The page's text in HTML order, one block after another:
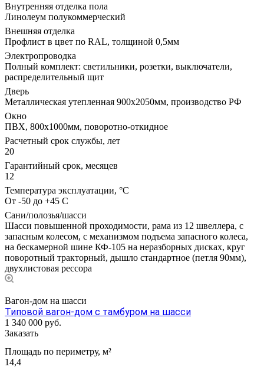
Внутренняя отделка пола
Линолеум полукоммерческий
Внешняя отделка
Профлист в цвет по RAL, толщиной 0,5мм
Электропроводка
Полный комплект: светильники, розетки, выключатели,
распределительный щит
Дверь
Металлическая утепленная 900х2050мм, производство РФ
Окно
ПВХ, 800х1000мм, поворотно-откидное
Расчетный срок службы, лет
20
Гарантийный срок, месяцев
12
Температура эксплуатации, °С
От -50 до +45 С
Сани/полозья/шасси
Шасси повышенной проходимости, рама из 12 швеллера, с
запасным колесом, с механизмом подъема запасного колеса,
на бескамерной шине КФ-105 на неразборных дисках, круг
поворотный тракторный, дышло стандартное (петля 90мм),
двухлистовая рессора
Вагон-дом на шасси
Типовой вагон-дом с тамбуром на шасси
1 340 000 руб.
Заказать
Площадь по периметру, м²
14,4